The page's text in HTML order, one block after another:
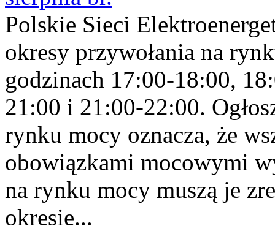
Polskie Sieci
okresy przywołania na
godzinach 17:00-18:00,
21:00 i 21:00-22:00.
rynku mocy oznacza, że
obowiązkami mocowymi
na rynku mocy muszą je
okresie...